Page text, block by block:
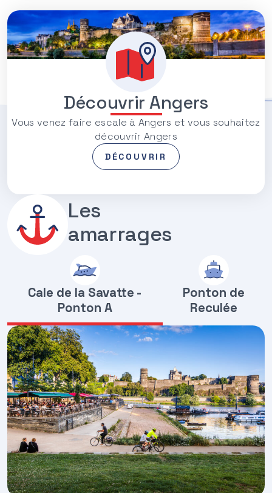
Découvrir Angers
Vous venez faire escale à Angers et vous souhaitez
découvrir Angers
DÉCOUVRIR
Les
amarrages
Cale de la Savatte -
Ponton A
Ponton de
Reculée